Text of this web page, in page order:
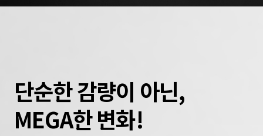
단순한 감량이 아닌,
MEGA한 변화!